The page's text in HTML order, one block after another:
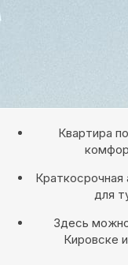
Квартира
для
Здесь
Кировске